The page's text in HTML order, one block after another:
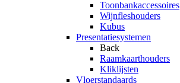
Toonbankaccessoires
Wijnfleshouders
Kubus
Presentatiesystemen
Back
Raamkaarthouders
Kliklijsten
Vloerstandaards